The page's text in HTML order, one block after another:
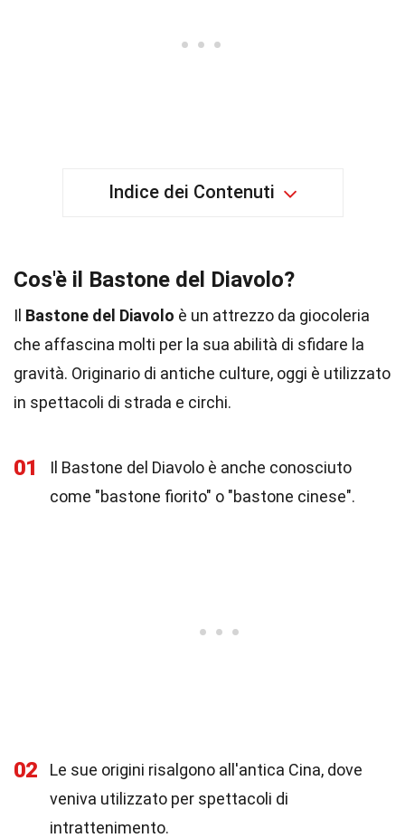
Indice dei Contenuti
Cos'è il Bastone del Diavolo?
Il Bastone del Diavolo è un attrezzo da giocoleria
che affascina molti per la sua abilità di sfidare la
gravità. Originario di antiche culture, oggi è utilizzato
in spettacoli di strada e circhi.
01
Il Bastone del Diavolo è anche conosciuto
come "bastone fiorito" o "bastone cinese".
02
Le sue origini risalgono all'antica Cina, dove
veniva utilizzato per spettacoli di
intrattenimento.